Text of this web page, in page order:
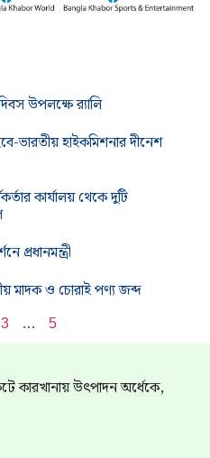
উপলক্ষে র‌্যালি
ভারতীয় হাইকমিশনার দীনেশ
কার্যালয় থেকে দুটি
প্রধানমন্ত্রী
মাদক ও চোরাই পণ্য জব্দ
3 … 5
কারখানায় উৎপাদন অর্ধেকে,